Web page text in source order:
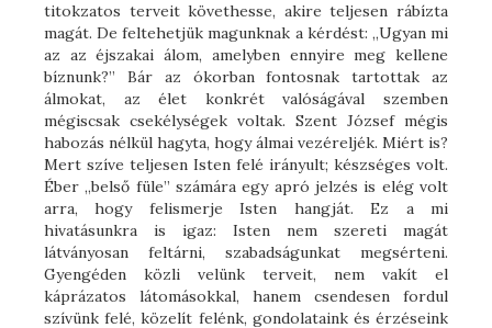
titokzatos terveit követhesse, akire teljesen rábízta
magát. De feltehetjük magunknak a kérdést: „Ugyan mi
az az éjszakai álom, amelyben ennyire meg kellene
bíznunk?” Bár az ókorban fontosnak tartottak az
álmokat, az élet konkrét valóságával szemben
mégiscsak csekélységek voltak. Szent József mégis
habozás nélkül hagyta, hogy álmai vezéreljék. Miért is?
Mert szíve teljesen Isten felé irányult; készséges volt.
Éber „belső füle” számára egy apró jelzés is elég volt
arra, hogy felismerje Isten hangját. Ez a mi
hivatásunkra is igaz: Isten nem szereti magát
látványosan feltárni, szabadságunkat megsérteni.
Gyengéden közli velünk terveit, nem vakít el
káprázatos látomásokkal, hanem csendesen fordul
szívünk felé, közelít felénk, gondolataink és érzéseink